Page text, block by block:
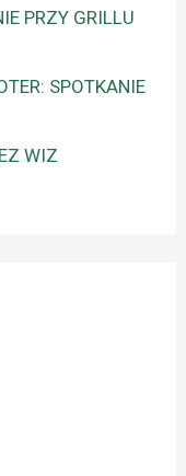
PRZY GRILLU
SPOTKANIE
WIZ